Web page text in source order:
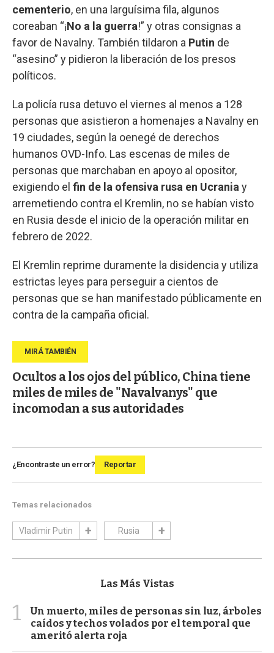
cementerio, en una larguísima fila, algunos
coreaban “¡No a la guerra!” y otras consignas a
favor de Navalny. También tildaron a Putin de
“asesino” y pidieron la liberación de los presos
políticos.
La policía rusa detuvo el viernes al menos a 128
personas que asistieron a homenajes a Navalny en
19 ciudades, según la oenegé de derechos
humanos OVD-Info. Las escenas de miles de
personas que marchaban en apoyo al opositor,
exigiendo el fin de la ofensiva rusa en Ucrania y
arremetiendo contra el Kremlin, no se habían visto
en Rusia desde el inicio de la operación militar en
febrero de 2022.
El Kremlin reprime duramente la disidencia y utiliza
estrictas leyes para perseguir a cientos de
personas que se han manifestado públicamente en
contra de la campaña oficial.
Ocultos a los ojos del público, China tiene
miles de miles de "Navalvanys" que
incomodan a sus autoridades
¿Encontraste un error? Reportar
Temas relacionados
Vladimir Putin Rusia
Las Más Vistas
1
Un muerto, miles de personas sin luz, árboles
caídos y techos volados por el temporal que
ameritó alerta roja